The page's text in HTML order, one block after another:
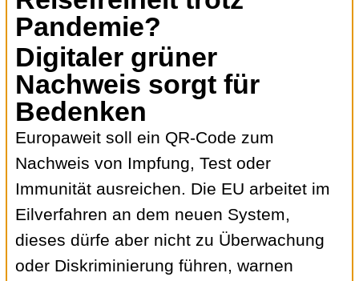
Pandemie?
Digitaler grüner
Nachweis sorgt für
Bedenken
Europaweit soll ein QR-Code zum
Nachweis von Impfung, Test oder
Immunität ausreichen. Die EU arbeitet im
Eilverfahren an dem neuen System,
dieses dürfe aber nicht zu Überwachung
oder Diskriminierung führen, warnen